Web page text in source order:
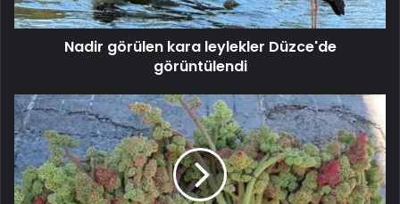
Nadir görülen kara leylekler Düzce'de
görüntülendi
Hasadı
yapıldı!
Sadece
bir
ay
yetişiyor: